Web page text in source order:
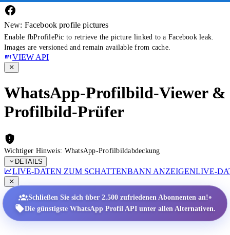
New: Facebook profile pictures
Enable fbProfilePic to retrieve the picture linked to a Facebook leak.
Images are versioned and remain available from cache.
VIEW API
WhatsApp-Profilbild-Viewer &
Profilbild-Prüfer
Wichtiger Hinweis: WhatsApp-Profilbildabdeckung
DETAILS
LIVE-DATEN ZUM SCHATTENBANN ANZEIGENLIVE-
Schließen Sie sich über 2.500 zufriedenen Abonnenten an!•
Die günstigste WhatsApp Profil API unter allen Alternativen.